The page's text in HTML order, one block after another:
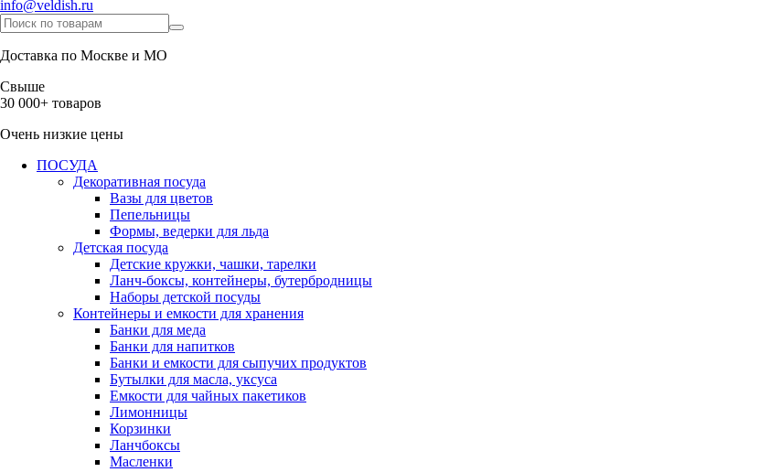
info@veldish.ru
Доставка по Москве и МО
Свыше
30 000+ товаров
Очень низкие цены
ПОСУДА
Декоративная посуда
Вазы для цветов
Пепельницы
Формы, ведерки для льда
Детская посуда
Детские кружки, чашки, тарелки
Ланч-боксы, контейнеры, бутербродницы
Наборы детской посуды
Контейнеры и емкости для хранения
Банки для меда
Банки для напитков
Банки и емкости для сыпучих продуктов
Бутылки для масла, уксуса
Емкости для чайных пакетиков
Лимонницы
Корзинки
Ланчбоксы
Масленки